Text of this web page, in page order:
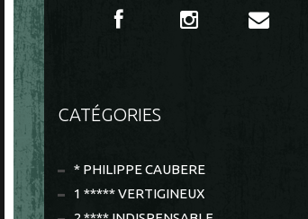
CATÉGORIES
* PHILIPPE CAUBERE
1 ***** VERTIGINEUX